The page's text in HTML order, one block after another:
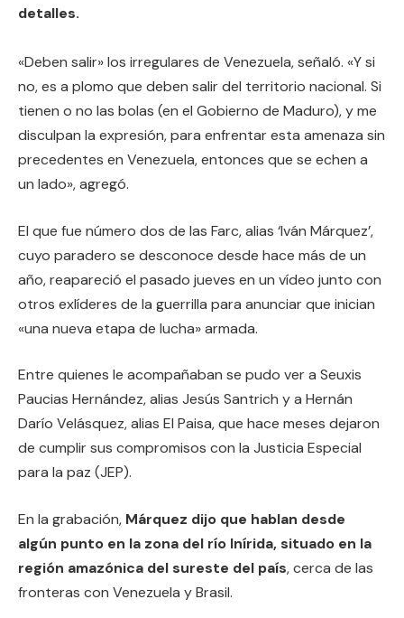
detalles.
«Deben salir» los irregulares de Venezuela, señaló. «Y si
no, es a plomo que deben salir del territorio nacional. Si
tienen o no las bolas (en el Gobierno de Maduro), y me
disculpan la expresión, para enfrentar esta amenaza sin
precedentes en Venezuela, entonces que se echen a
un lado», agregó.
El que fue número dos de las Farc, alias ‘Iván Márquez’,
cuyo paradero se desconoce desde hace más de un
año, reapareció el pasado jueves en un vídeo junto con
otros exlíderes de la guerrilla para anunciar que inician
«una nueva etapa de lucha» armada.
Entre quienes le acompañaban se pudo ver a Seuxis
Paucias Hernández, alias Jesús Santrich y a Hernán
Darío Velásquez, alias El Paisa, que hace meses dejaron
de cumplir sus compromisos con la Justicia Especial
para la paz (JEP).
En la grabación, Márquez dijo que hablan desde
algún punto en la zona del río Inírida, situado en la
región amazónica del sureste del país, cerca de las
fronteras con Venezuela y Brasil.